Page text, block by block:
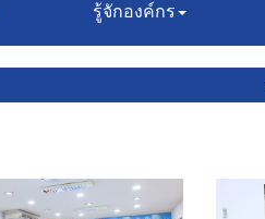
รู้จักองค์กร